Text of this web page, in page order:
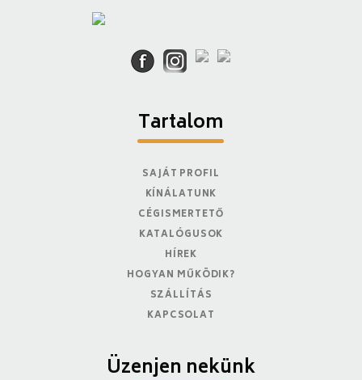
Tartalom
SAJÁT PROFIL
KÍNÁLATUNK
CÉGISMERTETŐ
KATALÓGUSOK
HÍREK
HOGYAN MŰKÖDIK?
SZÁLLÍTÁS
KAPCSOLAT
Üzenjen nekünk